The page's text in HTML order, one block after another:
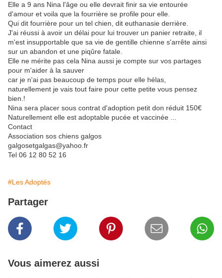
Elle a 9 ans Nina l'âge ou elle devrait finir sa vie entourée
d'amour et voila que la fourrière se profile pour elle.
Qui dit fourrière pour un tel chien, dit euthanasie derrière.
J'ai réussi à avoir un délai pour lui trouver un panier retraite, il
m'est insupportable que sa vie de gentille chienne s'arrête ainsi
sur un abandon et une piqûre fatale.
Elle ne mérite pas cela Nina aussi je compte sur vos partages
pour m'aider à la sauver
car je n'ai pas beaucoup de temps pour elle hélas,
naturellement je vais tout faire pour cette petite vous pensez
bien.!
Nina sera placer sous contrat d'adoption petit don réduit 150€
Naturellement elle est adoptable pucée et vaccinée ...
Contact
Association sos chiens galgos
galgosetgalgas@yahoo.fr
Tel 06 12 80 52 16
#Les Adoptés
Partager
Vous aimerez aussi